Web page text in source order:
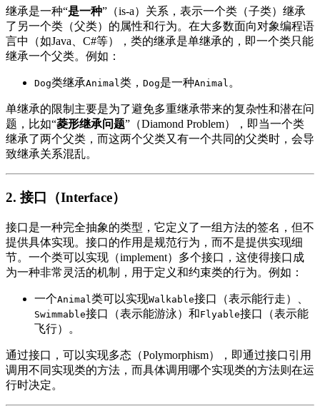
继承是一种“是一种”（is-a）关系，表示一个类（子类）继承
了另一个类（父类）的属性和行为。在大多数面向对象编程语
言中（如Java、C#等），类的继承是单继承的，即一个类只能
继承一个父类。例如：
Dog类继承Animal类， Dog是一种Animal 。
单继承的限制主要是为了避免多重继承带来的复杂性和潜在问
题，比如“菱形继承问题”（Diamond Problem），即当一个类
继承了两个父类，而这两个父类又有一个共同的父类时，会导
致继承关系混乱。
2. 接口（Interface）
接口是一种完全抽象的类型，它定义了一组方法的签名，但不
提供具体实现。接口的作用是规范行为，而不是提供实现细
节。一个类可以实现（implement）多个接口，这使得接口成
为一种非常灵活的机制，用于定义和约束类的行为。例如：
一个Animal 类可以实现Walkable接口（表示能行走）、
Swimmable接口（表示能游泳）和Flyable接口（表示能
飞行）。
通过接口，可以实现多态（Polymorphism），即通过接口引用
调用不同实现类的方法，而具体调用哪个实现类的方法则在运
行时决定。